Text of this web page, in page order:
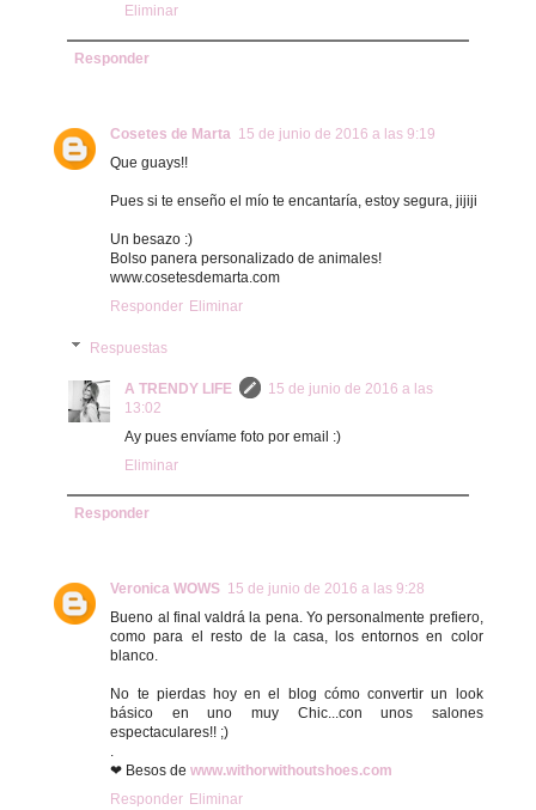
Eliminar
Responder
Cosetes de Marta 15 de junio de 2016 a las 9:19
Que guays!!
Pues si te enseño el mío te encantaría, estoy segura, jijiji
Un besazo :)
Bolso panera personalizado de animales!
www.cosetesdemarta.com
Responder Eliminar
Respuestas
A TRENDY LIFE
15 de junio de 2016 a las
13:02
Ay pues envíame foto por email :)
Eliminar
Responder
Veronica WOWS 15 de junio de 2016 a las 9:28
Bueno al final valdrá la pena. Yo personalmente prefiero,
como para el resto de la casa, los entornos en color
blanco.
No te pierdas hoy en el blog cómo convertir un look
básico en uno muy Chic...con unos salones
espectaculares!! ;)
❤ Besos dewww.withorwithoutshoes.com
Responder Eliminar